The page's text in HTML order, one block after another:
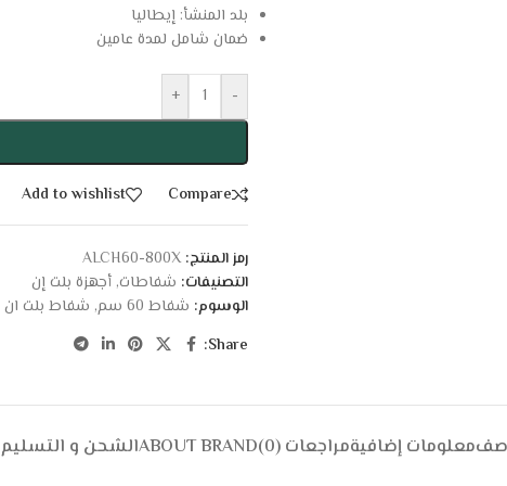
بلد المنشأ: إيطاليا
ضمان شامل لمدة عامين
-
+
Compare
Add to wishlist
رمز المنتج:ALCH60-800X
التصنيفات: شفاطات, أجهزة بلت إن
الوسوم: شفاط 60 سم , شفاط بلت ان
Share:
معلومات إضافيةمراجعات (0) ABOUT BRANDالشحن و التسليم